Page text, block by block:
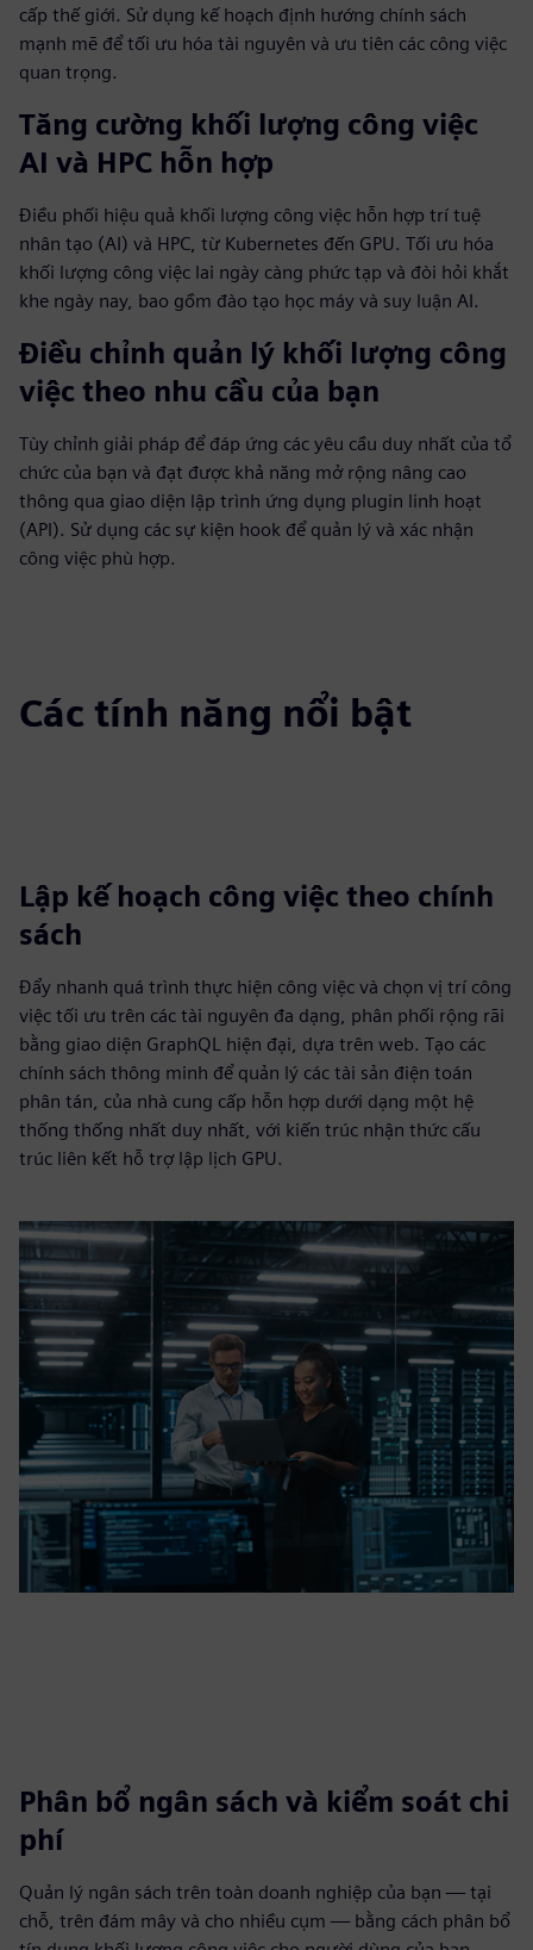
cấp thế giới. Sử dụng kế hoạch định hướng chính sách
mạnh mẽ để tối ưu hóa tài nguyên và ưu tiên các công việc
quan trọng.
Tăng cường khối lượng công việc
AI và HPC hỗn hợp
Điều phối hiệu quả khối lượng công việc hỗn hợp trí tuệ
nhân tạo (AI) và HPC, từ Kubernetes đến GPU. Tối ưu hóa
khối lượng công việc lai ngày càng phức tạp và đòi hỏi khắt
khe ngày nay, bao gồm đào tạo học máy và suy luận AI.
Điều chỉnh quản lý khối lượng công
việc theo nhu cầu của bạn
Tùy chỉnh giải pháp để đáp ứng các yêu cầu duy nhất của tổ
chức của bạn và đạt được khả năng mở rộng nâng cao
thông qua giao diện lập trình ứng dụng plugin linh hoạt
(API). Sử dụng các sự kiện hook để quản lý và xác nhận
công việc phù hợp.
Các tính năng nổi bật
Lập kế hoạch công việc theo chính
sách
Đẩy nhanh quá trình thực hiện công việc và chọn vị trí công
việc tối ưu trên các tài nguyên đa dạng, phân phối rộng rãi
bằng giao diện GraphQL hiện đại, dựa trên web. Tạo các
chính sách thông minh để quản lý các tài sản điện toán
phân tán, của nhà cung cấp hỗn hợp dưới dạng một hệ
thống thống nhất duy nhất, với kiến trúc nhận thức cấu
trúc liên kết hỗ trợ lập lịch GPU.
Phân bổ ngân sách và kiểm soát chi
phí
Quản lý ngân sách trên toàn doanh nghiệp của bạn — tại
chỗ, trên đám mây và cho nhiều cụm — bằng cách phân bổ